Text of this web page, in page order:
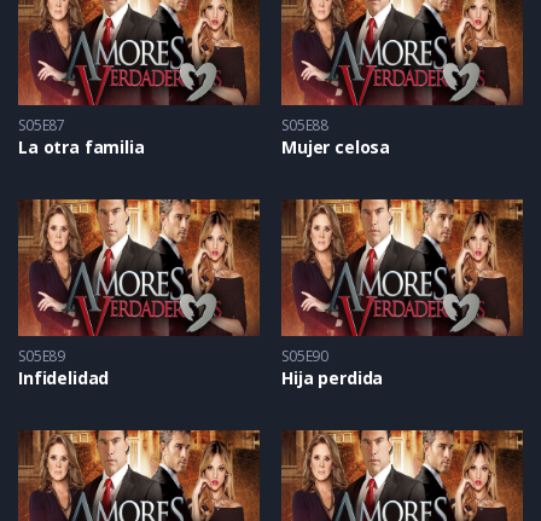
S05E87
La otra familia
S05E88
Mujer celosa
S05E89
Infidelidad
S05E90
Hija perdida